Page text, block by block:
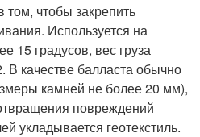
том, чтобы закрепить
Используется на
15 градусов, вес груза
В качестве балласта обычно
камней не более 20 мм),
повреждений
укладывается геотекстиль.